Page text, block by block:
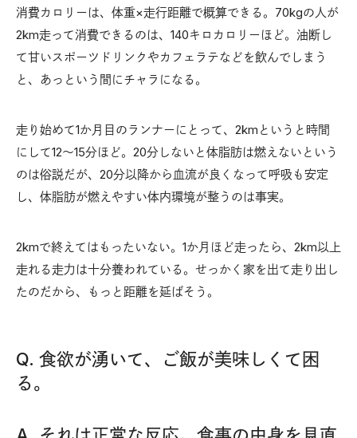
消費カロリーは、体重×走行距離で概算できる。70kgの人が
2km走って消費できるのは、140キロカロリーほど。油断し
て甘いスポーツドリンクやカフェラテなどを飲んでしまう
と、あっという間にチャラになる。
走り始めて1か月目のランナーにとって、2kmというと時間
にして12〜15分ほど。20分しないと体脂肪は燃えないという
のは俗説だが、20分以降から血流が良くなって呼吸も安定
し、体脂肪が燃えやすい体内環境が整うのは事実。
2kmで終えてはもったいない。1か月ほど走ったら、2km以上
走れる走力は十分養われている。せっかく家を出て走り出し
たのだから、もっと距離を延ばそう。
Q. 食欲が湧いて、ご飯が美味しくて困
る。